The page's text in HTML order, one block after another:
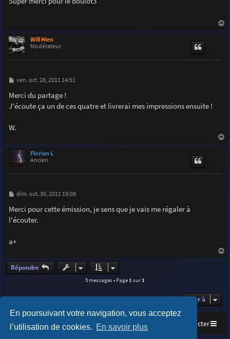
En poursuivant votre navigation, vous acceptez
l’utilisation de cookies. En savoir plus
s
Will Hien
Modérateur
M
s
s
a
ven. oct. 28, 2011 14:51
Merci du partage !
J'écoute ça un de ces quatre et livrerai mes impressions ensuite !
W.
Florian L
Ancien
M
s
s
a
dim. oct. 30, 2011 19:08
Merci pour cette émission, je sens que je vais me régaler à
l'écouter.
a+
a
Répondre
5 messages • Page1sur1
Aller à
Accueil Index du forum Nous contacter